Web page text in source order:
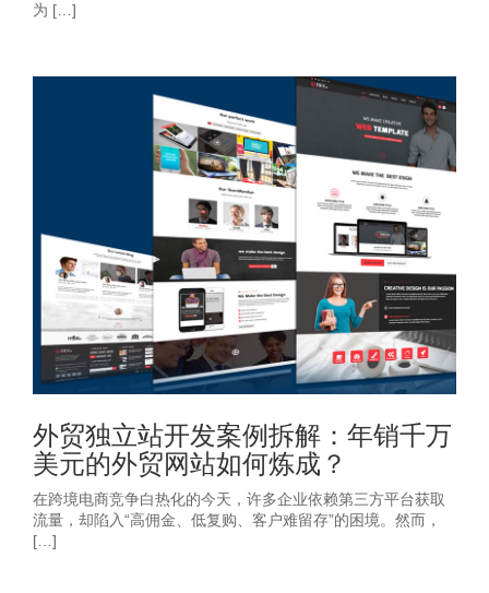
为 […]
外贸独立站开发案例拆解：年销千万
美元的外贸网站如何炼成？
在跨境电商竞争白热化的今天，许多企业依赖第三方平台获取
流量，却陷入“高佣金、低复购、客户难留存”的困境。然而，
[…]